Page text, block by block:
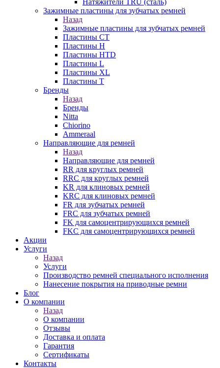
Зажимные пластины для зубчатых ремней
Назад
Зажимные пластины для зубчатых ремней
Пластины CT
Пластины H
Пластины HTD
Пластины L
Пластины XL
Пластины T
Бренды
Назад
Бренды
Nitta
Chiorino
Ammeraal
Направляющие для ремней
Назад
Направляющие для ремней
RR для круглых ремней
RRC для круглых ремней
KR для клиновых ремней
KRC для клиновых ремней
FR для зубчатых ремней
FRC для зубчатых ремней
FK для самоцентрирующихся ремней
FKC для самоцентрирующихся ремней
Акции
Услуги
Назад
Услуги
Производство ремней специального исполнения
Нанесение покрытия на приводные ремни
Блог
О компании
Назад
О компании
Отзывы
Доставка и оплата
Гарантия
Сертификаты
Контакты